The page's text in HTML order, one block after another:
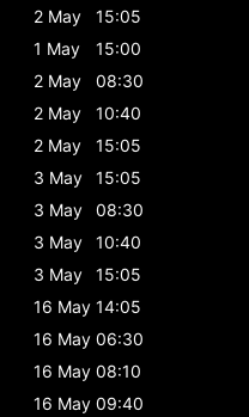
2 May
15:05
1 May
15:00
2 May
08:30
2 May
10:40
2 May
15:05
3 May
15:05
3 May
08:30
3 May
10:40
3 May
15:05
16 May 14:05
16 May 06:30
16 May 08:10
16 May 09:40